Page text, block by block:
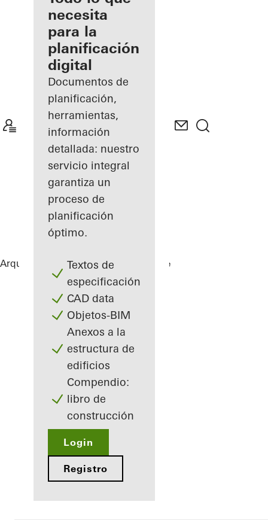
registrado
Descubre
mi área
de
trabajo
necesita
para la
planificación
digital
Documentos de
planificación,
herramientas,
información
detallada: nuestro
servicio integral
garantiza un
proceso de
planificación
óptimo.
Textos de
especificación
CAD data
Objetos-BIM
Anexos a la
estructura de
edificios
Compendio:
libro de
construcción
Login
Registro
Arquitectos ReferenciasPrivate Home